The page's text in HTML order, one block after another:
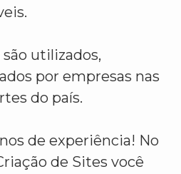
utilizados,
por empresas nas
do país.
de experiência! No
de Sites você